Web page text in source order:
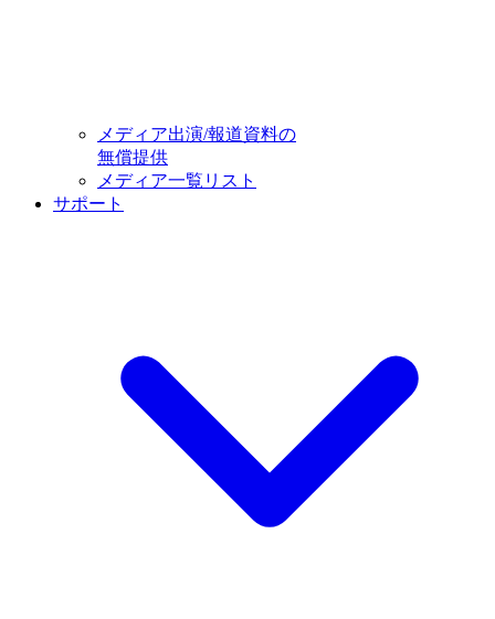
メディア出演/報道資料の
無償提供
メディア一覧リスト
サポート